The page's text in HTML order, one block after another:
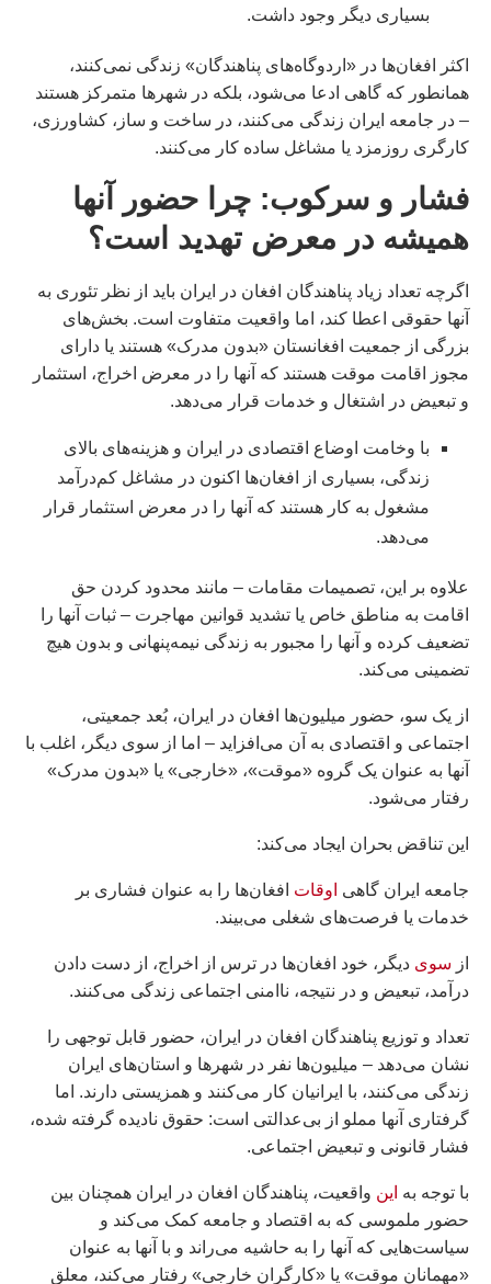
بسیاری دیگر وجود داشت.
اکثر افغان‌ها در «اردوگاه‌های پناهندگان» زندگی نمی‌کنند،
همانطور که گاهی ادعا می‌شود، بلکه در شهرها متمرکز هستند
– در جامعه ایران زندگی می‌کنند، در ساخت و ساز، کشاورزی،
کارگری روزمزد یا مشاغل ساده کار می‌کنند.
فشار و سرکوب: چرا حضور آنها
همیشه در معرض تهدید است؟
اگرچه تعداد زیاد پناهندگان افغان در ایران باید از نظر تئوری به
آنها حقوقی اعطا کند، اما واقعیت متفاوت است. بخش‌های
بزرگی از جمعیت افغانستان «بدون مدرک» هستند یا دارای
مجوز اقامت موقت هستند که آنها را در معرض اخراج، استثمار
و تبعیض در اشتغال و خدمات قرار می‌دهد.
با وخامت اوضاع اقتصادی در ایران و هزینه‌های بالای
زندگی، بسیاری از افغان‌ها اکنون در مشاغل کم‌درآمد
مشغول به کار هستند که آنها را در معرض استثمار قرار
می‌دهد.
علاوه بر این، تصمیمات مقامات – مانند محدود کردن حق
اقامت به مناطق خاص یا تشدید قوانین مهاجرت – ثبات آنها را
تضعیف کرده و آنها را مجبور به زندگی نیمه‌پنهانی و بدون هیچ
تضمینی می‌کند.
از یک سو، حضور میلیون‌ها افغان در ایران، بُعد جمعیتی،
اجتماعی و اقتصادی به آن می‌افزاید – اما از سوی دیگر، اغلب با
آنها به عنوان یک گروه «موقت»، «خارجی» یا «بدون مدرک»
رفتار می‌شود.
این تناقض بحران ایجاد می‌کند:
جامعه ایران گاهی اوقات افغان‌ها را به عنوان فشاری بر
خدمات یا فرصت‌های شغلی می‌بیند.
از سوی دیگر، خود افغان‌ها در ترس از اخراج، از دست دادن
درآمد، تبعیض و در نتیجه، ناامنی اجتماعی زندگی می‌کنند.
تعداد و توزیع پناهندگان افغان در ایران، حضور قابل توجهی را
نشان می‌دهد – میلیون‌ها نفر در شهرها و استان‌های ایران
زندگی می‌کنند، با ایرانیان کار می‌کنند و همزیستی دارند. اما
گرفتاری آنها مملو از بی‌عدالتی است: حقوق نادیده گرفته شده،
فشار قانونی و تبعیض اجتماعی.
با توجه به این واقعیت، پناهندگان افغان در ایران همچنان بین
حضور ملموسی که به اقتصاد و جامعه کمک می‌کند و
سیاست‌هایی که آنها را به حاشیه می‌راند و با آنها به عنوان
«مهمانان موقت» یا «کارگران خارجی» رفتار می‌کند، معلق